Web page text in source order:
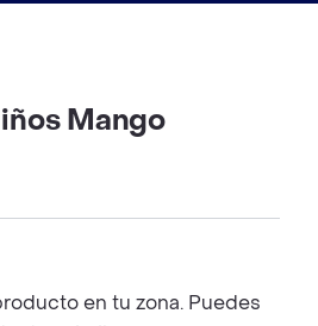
Mango
en tu zona. Puedes